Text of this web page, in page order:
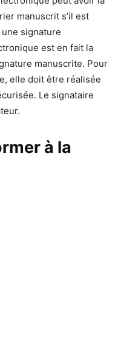
manuscrit s’il est
signature
est en fait la
manuscrite. Pour
elle doit être réalisée
Le signataire
à la